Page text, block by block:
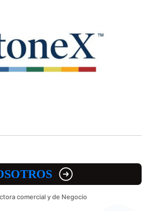
comercial y de Negocio